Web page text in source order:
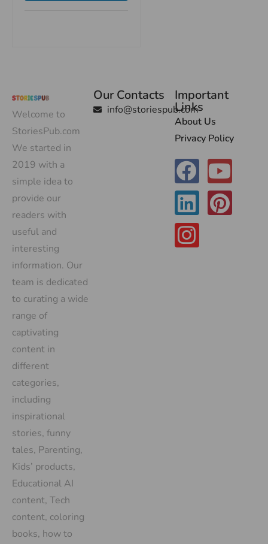
Welcome to
StoriesPub.com
We started in
2019 with a
simple idea to
provide our
readers with
useful and
interesting
information. Our
team is dedicated
to curating a wide
range of
captivating
content in
different
categories,
including
inspirational
stories, funny
tales, Parenting,
Kids’ products,
Educational AI
content, Tech
content, coloring
books, how to
Our Contacts
info@storiespub.com
Important
Links
About Us
Privacy Policy